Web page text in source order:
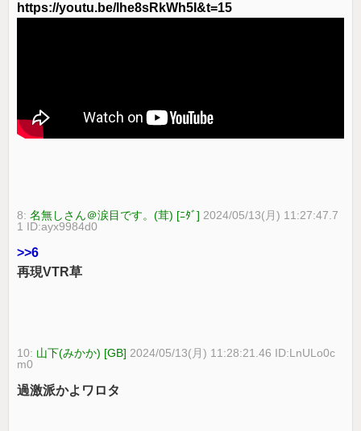
https://youtu.be/lhe8sRkWh5I&t=15
8:名無しさん＠涙目です。(茸) [ﾆﾀﾞ] 2024/05/13(月) 11:27:47.7
1 ID:ayx9984d0
>>6
再現VTR草
10: 山下(みかか) [GB] 2024/05/13(月) 11:28:21.46 ID:LnULo0c
m0
過激派かよワロタ